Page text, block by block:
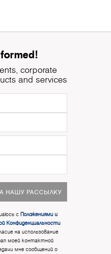
corporate
and services
НАШУ РАССЫЛКУ
с Положениями и
Конфиденциальности
на использование
моей контактной
мне сообщений о